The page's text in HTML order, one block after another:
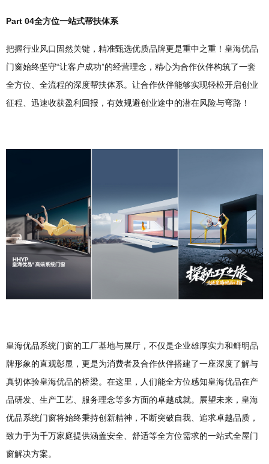
Part 04全方位一站式帮扶体系
把握行业风口固然关键，精准甄选优质品牌更是重中之重！皇海优品
门窗始终坚守“让客户成功”的经营理念，精心为合作伙伴构筑了一套
全方位、全流程的深度帮扶体系。让合作伙伴能够实现轻松开启创业
征程、迅速收获盈利回报，有效规避创业途中的潜在风险与弯路！
皇海优品系统门窗的工厂基地与展厅，不仅是企业雄厚实力和鲜明品
牌形象的直观彰显，更是为消费者及合作伙伴搭建了一座深度了解与
真切体验皇海优品的桥梁。在这里，人们能全方位感知皇海优品在产
品研发、生产工艺、服务理念等多方面的卓越成就。展望未来，皇海
优品系统门窗将始终秉持创新精神，不断突破自我、追求卓越品质，
致力于为千万家庭提供涵盖安全、舒适等全方位需求的一站式全屋门
窗解决方案。